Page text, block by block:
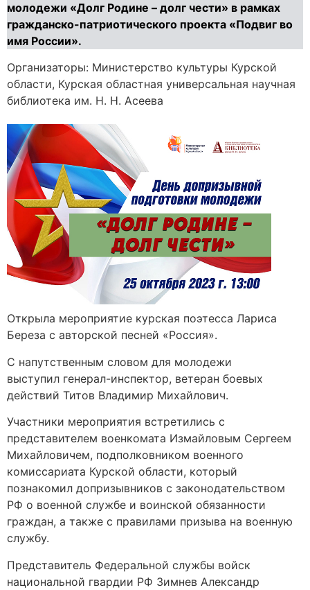
молодежи «Долг Родине – долг чести» в рамках
гражданско-патриотического проекта «Подвиг во
имя России».
Организаторы: Министерство культуры Курской
области, Курская областная универсальная научная
библиотека им. Н. Н. Асеева
Открыла мероприятие курская поэтесса Лариса
Береза с авторской песней «Россия».
С напутственным словом для молодежи
выступил генерал-инспектор, ветеран боевых
действий Титов Владимир Михайлович.
Участники мероприятия встретились с
представителем военкомата Измайловым Сергеем
Михайловичем, подполковником военного
комиссариата Курской области, который
познакомил допризывников с законодательством
РФ о военной службе и воинской обязанности
граждан, а также с правилами призыва на военную
службу.
Представитель Федеральной службы войск
национальной гвардии РФ Зимнев Александр